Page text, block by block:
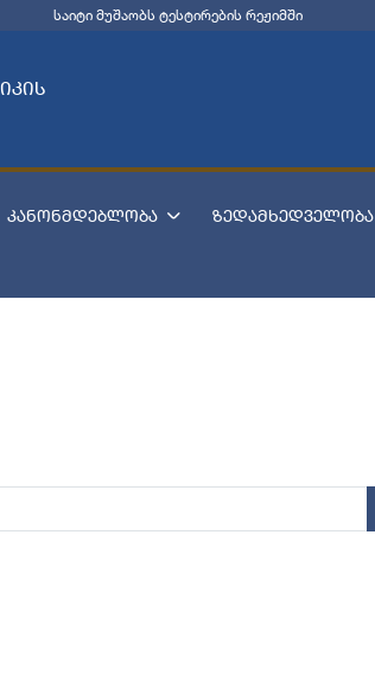
საიტი მუშაობს ტესტირების რეჟიმში
კანონმდებლობა ზედამხედველობა